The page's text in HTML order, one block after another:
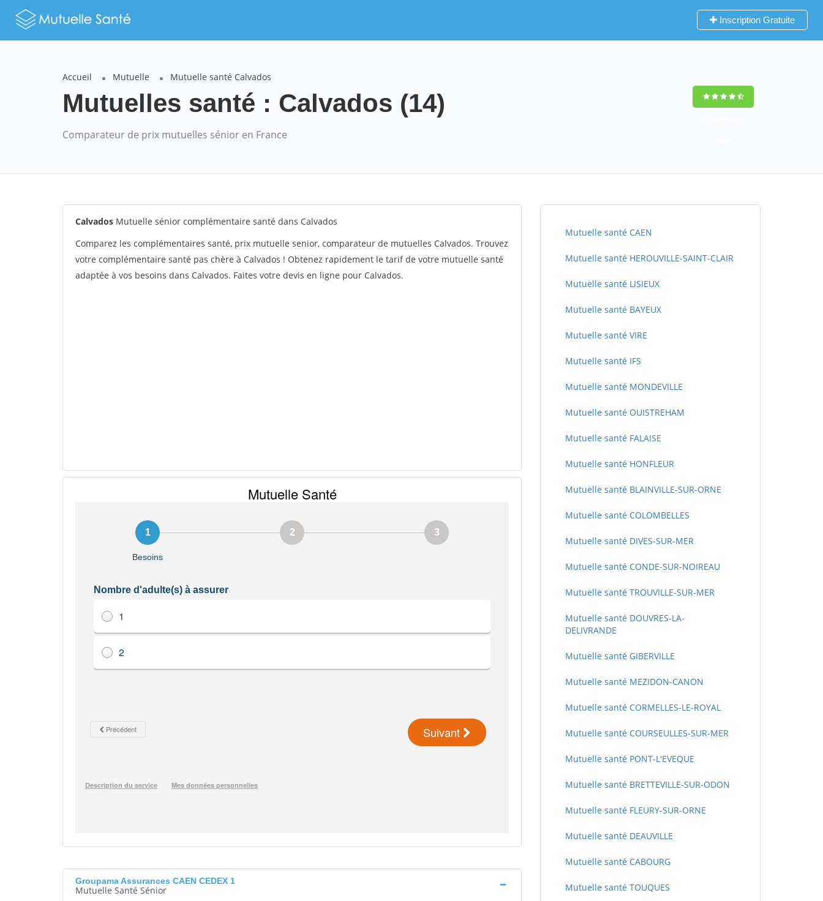
Inscription Gratuite
Accueil Mutuelle Mutuelle santé Calvados
Mutuelles santé : Calvados (14)
Comparateur de prix mutuelles sénior en France
Calvados Mutuelle sénior complémentaire santé dans Calvados
Comparez les complémentaires santé, prix mutuelle senior, comparateur de mutuelles Calvados. Trouvez
votre complémentaire santé pas chère à Calvados ! Obtenez rapidement le tarif de votre mutuelle santé
adaptée à vos besoins dans Calvados. Faites votre devis en ligne pour Calvados.
Groupama Assurances CAEN CEDEX 1
Mutuelle Santé Sénior
Mutuelle santé CAEN
Mutuelle santé HEROUVILLE-SAINT-CLAIR
Mutuelle santé LISIEUX
Mutuelle santé BAYEUX
Mutuelle santé VIRE
Mutuelle santé IFS
Mutuelle santé MONDEVILLE
Mutuelle santé OUISTREHAM
Mutuelle santé FALAISE
Mutuelle santé HONFLEUR
Mutuelle santé BLAINVILLE-SUR-ORNE
Mutuelle santé COLOMBELLES
Mutuelle santé DIVES-SUR-MER
Mutuelle santé CONDE-SUR-NOIREAU
Mutuelle santé TROUVILLE-SUR-MER
Mutuelle santé DOUVRES-LA-
DELIVRANDE
Mutuelle santé GIBERVILLE
Mutuelle santé MEZIDON-CANON
Mutuelle santé CORMELLES-LE-ROYAL
Mutuelle santé COURSEULLES-SUR-MER
Mutuelle santé PONT-L'EVEQUE
Mutuelle santé BRETTEVILLE-SUR-ODON
Mutuelle santé FLEURY-SUR-ORNE
Mutuelle santé DEAUVILLE
Mutuelle santé CABOURG
Mutuelle santé TOUQUES